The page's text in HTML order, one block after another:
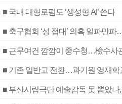
■ 국내 대형로펌도 ‘생성형 AI’ 쓴다
■ 근무여건 깜깜이 중수청…檢수사
■ 기존 일반고 전환…과기원 영재학
■ 부산시립극단 예술감독 못 뽑았나